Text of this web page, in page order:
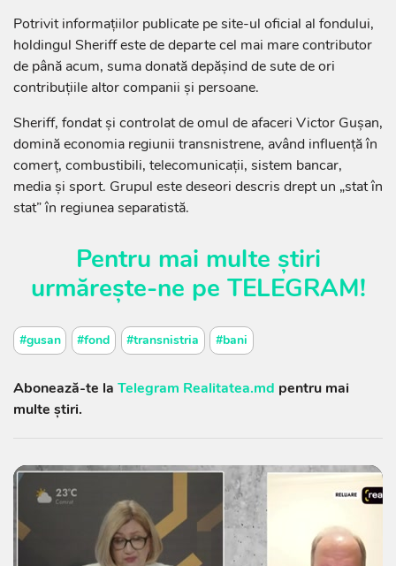
Potrivit informațiilor publicate pe site-ul oficial al fondului,
holdingul Sheriff este de departe cel mai mare contributor
de până acum, suma donată depășind de sute de ori
contribuțiile altor companii și persoane.
Sheriff, fondat și controlat de omul de afaceri Victor Gușan,
domină economia regiunii transnistrene, având influență în
comerț, combustibili, telecomunicații, sistem bancar,
media și sport. Grupul este deseori descris drept un „stat în
stat” în regiunea separatistă.
Pentru mai multe știri
urmărește-ne pe TELEGRAM!
#gusan #fond #transnistria #bani
Abonează-te la Telegram Realitatea.md pentru mai
multe știri.